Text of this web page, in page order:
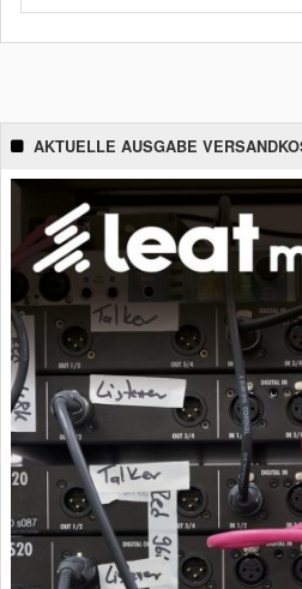
AKTUELLE AUSGABE